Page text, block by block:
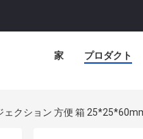
家 プロダクト
ェクション 方便 箱